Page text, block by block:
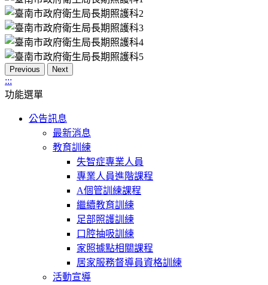
Previous Next
:::
功能選單
公告訊息
最新消息
教育訓練
失智症專業人員
專業人員進階課程
A個管訓練課程
繼續教育訓練
足部照護訓練
口腔抽吸訓練
家照據點相關課程
居家服務督導員資格訓練
活動宣導